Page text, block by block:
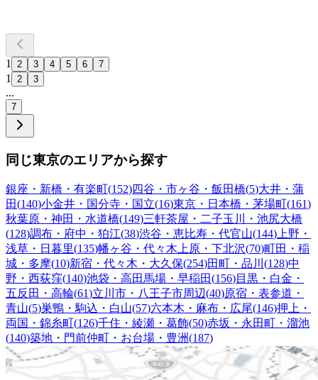
1 2 3 4 5 6 7
1 2 3
...
7
同じ東京のエリアから探す
銀座・新橋・有楽町(152)四谷・市ヶ谷・飯田橋(5)大井・蒲
田(140)小金井・国分寺・国立(16)東京・日本橋・茅場町(161)
秋葉原・神田・水道橋(149)三軒茶屋・二子玉川・池尻大橋
(128)調布・府中・狛江(38)渋谷・恵比寿・代官山(144) 上野・
浅草・日暮里(135)幡ヶ谷・代々木上原・下北沢(70)町田・稲
城・多摩(10)新宿・代々木・大久保(254)田町・品川 (128)中
野・西荻窪(140)池袋・高田馬場・早稲田(156)目黒・白金・
五反田・高輪(61)立川市・八王子市周辺(40)原宿・表参道・
青山(5)巣鴨・駒込・白山(57)六本木・麻布・広尾(146)押上・
両国・錦糸町(126)千住・綾瀬・葛飾(50)赤坂・永田町・溜池
(140)築地・門前仲町・お台場・豊洲(187)